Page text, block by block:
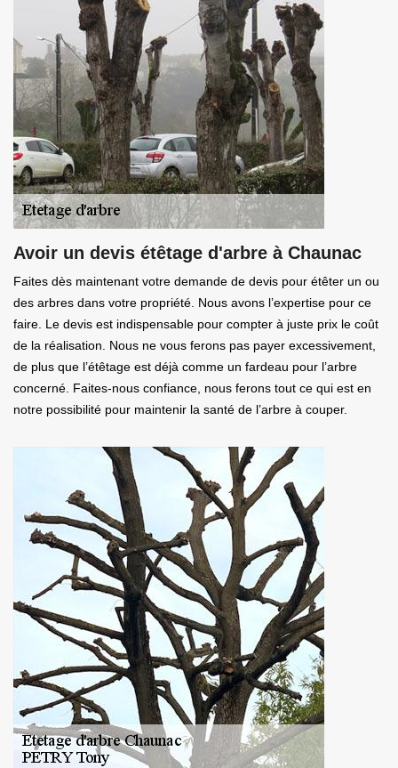
Avoir un devis étêtage d'arbre à Chaunac
Faites dès maintenant votre demande de devis pour étêter un ou
des arbres dans votre propriété. Nous avons l’expertise pour ce
faire. Le devis est indispensable pour compter à juste prix le coût
de la réalisation. Nous ne vous ferons pas payer excessivement,
de plus que l’étêtage est déjà comme un fardeau pour l’arbre
concerné. Faites-nous confiance, nous ferons tout ce qui est en
notre possibilité pour maintenir la santé de l’arbre à couper.